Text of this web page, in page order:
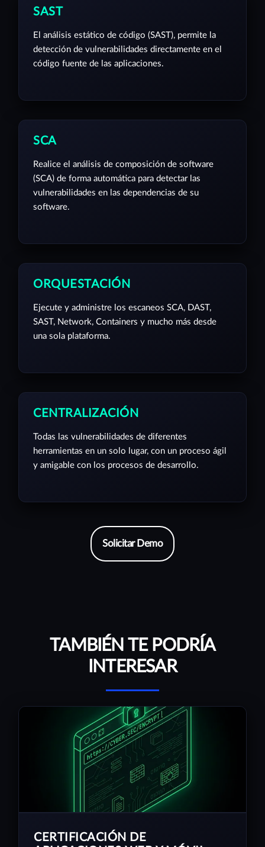
SAST
El análisis estático de código (SAST), permite la
detección de vulnerabilidades directamente en el
código fuente de las aplicaciones.
SCA
Realice el análisis de composición de software
(SCA) de forma automática para detectar las
vulnerabilidades en las dependencias de su
software.
ORQUESTACIÓN
Ejecute y administre los escaneos SCA, DAST,
SAST, Network, Containers y mucho más desde
una sola plataforma.
CENTRALIZACIÓN
Todas las vulnerabilidades de diferentes
herramientas en un solo lugar, con un proceso ágil
y amigable con los procesos de desarrollo.
Solicitar Demo
TAMBIÉN TE PODRÍA
INTERESAR
CERTIFICACIÓN DE